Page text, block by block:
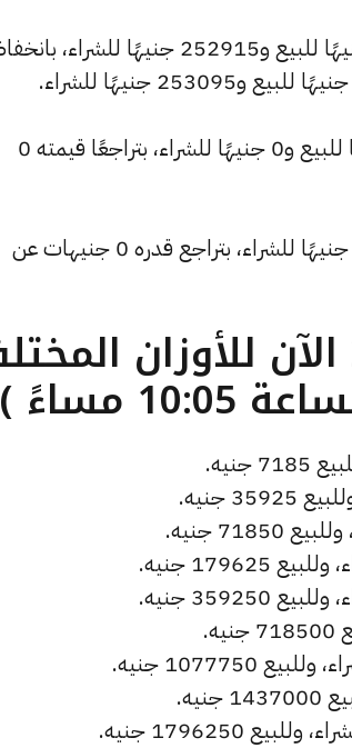
وشهد سعر الأونصة بالجنيه انخفاضًا ليصبح 255405 جنيهًا للبيع و252915 جنيهًا
وانخفض سعر الأونصة بالدولار ليصل إلى 4844.49 جنيهًا للبيع و0 جنيهًا للشراء، بتراجعًا قيمته 0
وتراجع سعر دولار الصاغة ليسجل 52.72 جنيهًا للبيع و0 جنيهًا للشراء، بتراجع قدره 0 جنيهات عن
ما هو سعر الذهب عيار 21 الآن للأوزان